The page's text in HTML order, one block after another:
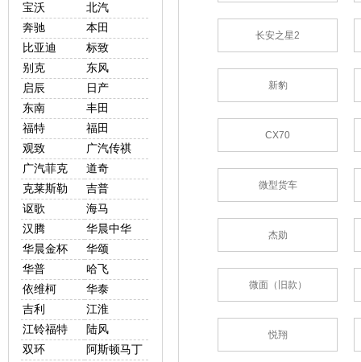
宝沃
北汽
奔驰
本田
比亚迪
标致
别克
东风
启辰
日产
东南
丰田
福特
福田
观致
广汽传祺
广汽菲克
道奇
克莱斯勒
吉普
讴歌
海马
汉腾
华晨中华
华晨金杯
华颂
华普
哈飞
依维柯
华泰
吉利
江淮
江铃福特
陆风
双环
阿斯顿马丁
长安之星2
新豹
CX70
微型货车
杰勋
微面（旧款）
悦翔